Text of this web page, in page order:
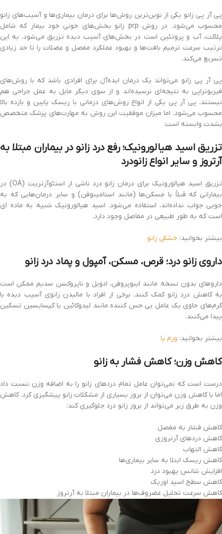
پی آر پی زانو یکی از نوین‌ترین روش‌ها برای درمان بیماری‌ها و آسیب‌های زانو
محسوب می‌شود. در روش prp زانو بخش‌های خونی خود بیمار که شامل
پلاکت، آب و پروتئین است در بخش‌های آسیب دیده تزریق می‌شود. به این
ترتیب سرعت ترمیم بافت‌ها و بهبود عملکرد مفصل و عضلات را تا حد زیادی
تسریع می‌کند.
پی آر پی زانو می‌تواند یک درمان ایده‌آل برای افرادی باشد که با روش‌های
فیزیوتراپی به نتیجه‌ای نرسیده‌اند و از سوی دیگر مایل به عمل جراحی هم
نیستند. پی آر پی یکی از انواع روش‌های درمانی با ریسک پایین و بازده بالا
محسوب می‌شود. اما میزان موفقیت این روش به مهارت‌های پزشک متخصص
بشدت وابسته است.
تزریق اسید هیالورونیک؛ رفع درد زانو در بیماران مبتلا به
آرتروز و سایر انواع زانودرد
تزریق اسید هیالورونیک برای درمان زانو درد ناشی از استئوآرتریت (OA) در
بیمارانی که قبلاً با مسکن‌ها (مانند استامینوفن) و سایر درمان‌هایی که به
خوبی جواب نداده‌اند، استفاده می‌شود. اسید هیالورونیک شبیه به ماده ای
است که به طور طبیعی در مفاصل وجود دارد.
بیشتر بخوانید: خشکی زانو
داروی زانو درد؛ قرص، مسکن، آمپول و پماد درد زانو
داروهای بدون نسخه مانند ایبوپروفن، ادویل و ناپروکسن سدیم ممکن است
به کاهش درد زانو کمک کنند. برخی از افراد با مالیدن زانوی آسیب دیده با
کرم‌های حاوی یک عامل بی حس کننده مانند لیدوکائین یا کپسایسین تسکین
پیدا می‌کنند.
بیشتر بخوانید: ورم پا
کاهش وزن؛ کاهش فشار به زانو
درست است که نمی‌توان عامل تمام دردهای زانو را به اضافه وزن نسبت داد
اما با کاهش وزن می‌توان از بروز بسیاری از مشکلات زانو پیشگیری کرد. کاهش
وزن به طرق زیر می‌تواند از بروز زانو درد جلوگیری کند:
کاهش فشار به مفصل
کاهش دردهای آرتروزی
کاهش التهاب
کاهش ریسک ابتلا به سایر بیماری‌ها
افزایش شانس بهبود درد
کاهش سطح اسید اوریک
کاهش سرعت تحلیل غضروف‌ها در بیماران مبتلا به آرتروز